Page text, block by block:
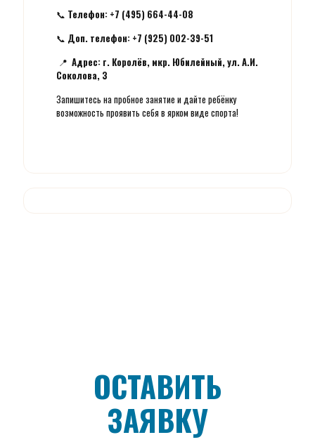
📞 Телефон: +7 (495) 664-44-08
📞 Доп. телефон: +7 (925) 002-39-51
📍 Адрес: г. Королёв, мкр. Юбилейный, ул. А.И.
Соколова, 3
Запишитесь на пробное занятие и дайте ребёнку
возможность проявить себя в ярком виде спорта!
ОСТАВИТЬ
ЗАЯВКУ